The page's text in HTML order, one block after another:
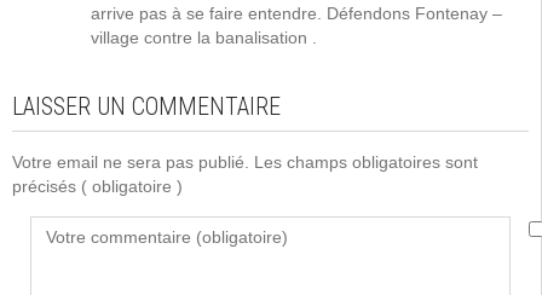
arrive pas à se faire entendre. Défendons Fontenay –
village contre la banalisation .
LAISSER UN COMMENTAIRE
Votre email ne sera pas publié. Les champs obligatoires sont
précisés ( obligatoire )